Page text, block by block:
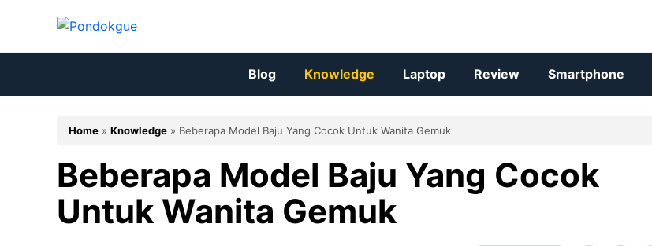
Blog Knowledge Laptop Review Smartphone
Home » Knowledge » Beberapa Model Baju Yang Cocok Untuk Wanita Gemuk
Beberapa Model Baju Yang Cocok
Untuk Wanita Gemuk